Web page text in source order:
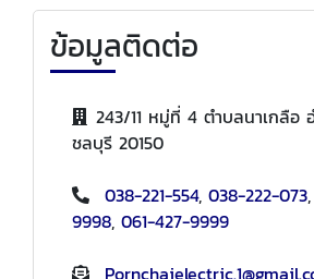
ข้อมูลติดต่อ
243/11 หมู่ที่ 4 ตำบลนาเกลือ
ชลบุรี 20150
038-221-554, 038-222-073,
9998, 061-427-9999